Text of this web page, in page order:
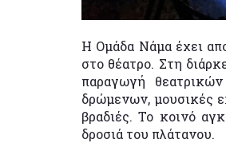
Η Ομάδα Νάμα έχει
στο θέατρο. Στη
παραγωγή
δρώμενων, μουσικές
βραδιές. Το κοινό
δροσιά του πλάτανου.